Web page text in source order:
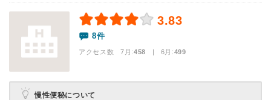
3.83
8件
アクセス数 7月:458 | 6月:499
慢性便秘について